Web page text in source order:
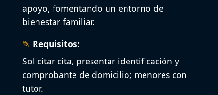
apoyo, fomentando un entorno de
bienestar familiar.
Requisitos:
Solicitar cita, presentar identificación y
comprobante de domicilio; menores con
tutor.